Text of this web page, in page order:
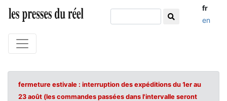
fr
en
fermeture estivale : interruption des expéditions du 1er au
23 août (les commandes passées dans l'intervalle seront